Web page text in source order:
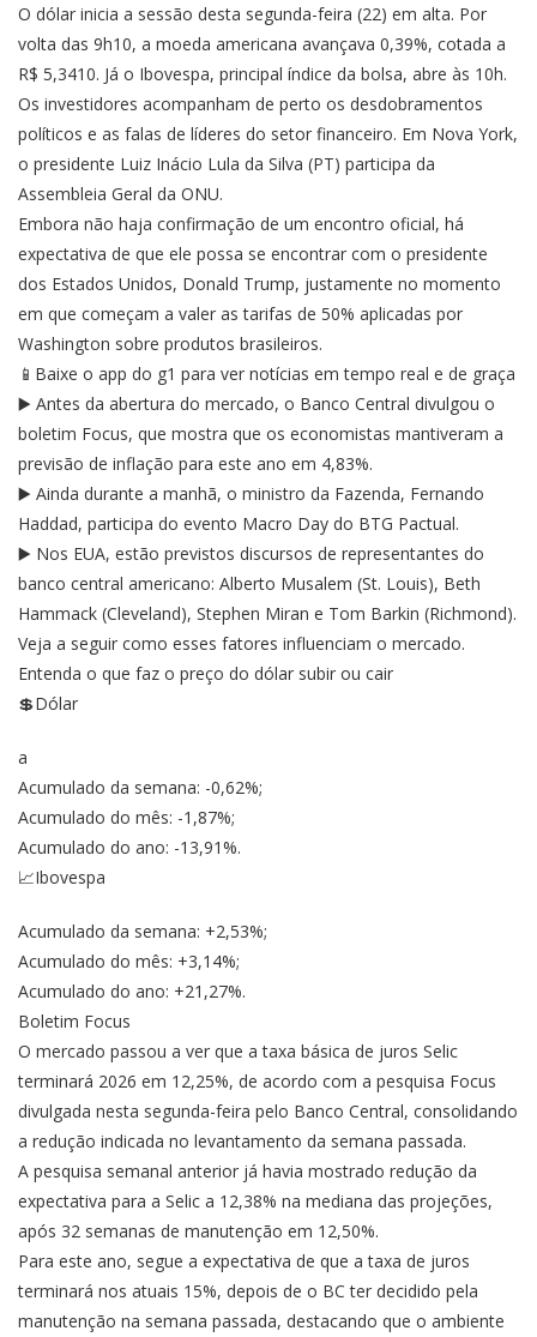
O dólar inicia a sessão desta segunda-feira (22) em alta. Por
volta das 9h10, a moeda americana avançava 0,39%, cotada a
R$ 5,3410. Já o Ibovespa, principal índice da bolsa, abre às 10h.
Os investidores acompanham de perto os desdobramentos
políticos e as falas de líderes do setor financeiro. Em Nova York,
o presidente Luiz Inácio Lula da Silva (PT) participa da
Assembleia Geral da ONU.
Embora não haja confirmação de um encontro oficial, há
expectativa de que ele possa se encontrar com o presidente
dos Estados Unidos, Donald Trump, justamente no momento
em que começam a valer as tarifas de 50% aplicadas por
Washington sobre produtos brasileiros.
📱Baixe o app do g1 para ver notícias em tempo real e de graça
▶️ Antes da abertura do mercado, o Banco Central divulgou o
boletim Focus, que mostra que os economistas mantiveram a
previsão de inflação para este ano em 4,83%.
▶️ Ainda durante a manhã, o ministro da Fazenda, Fernando
Haddad, participa do evento Macro Day do BTG Pactual.
▶️ Nos EUA, estão previstos discursos de representantes do
banco central americano: Alberto Musalem (St. Louis), Beth
Hammack (Cleveland), Stephen Miran e Tom Barkin (Richmond).
Veja a seguir como esses fatores influenciam o mercado.
Entenda o que faz o preço do dólar subir ou cair
💲Dólar
a
Acumulado da semana: -0,62%;
Acumulado do mês: -1,87%;
Acumulado do ano: -13,91%.
📈Ibovespa
Acumulado da semana: +2,53%;
Acumulado do mês: +3,14%;
Acumulado do ano: +21,27%.
Boletim Focus
O mercado passou a ver que a taxa básica de juros Selic
terminará 2026 em 12,25%, de acordo com a pesquisa Focus
divulgada nesta segunda-feira pelo Banco Central, consolidando
a redução indicada no levantamento da semana passada.
A pesquisa semanal anterior já havia mostrado redução da
expectativa para a Selic a 12,38% na mediana das projeções,
após 32 semanas de manutenção em 12,50%.
Para este ano, segue a expectativa de que a taxa de juros
terminará nos atuais 15%, depois de o BC ter decidido pela
manutenção na semana passada, destacando que o ambiente